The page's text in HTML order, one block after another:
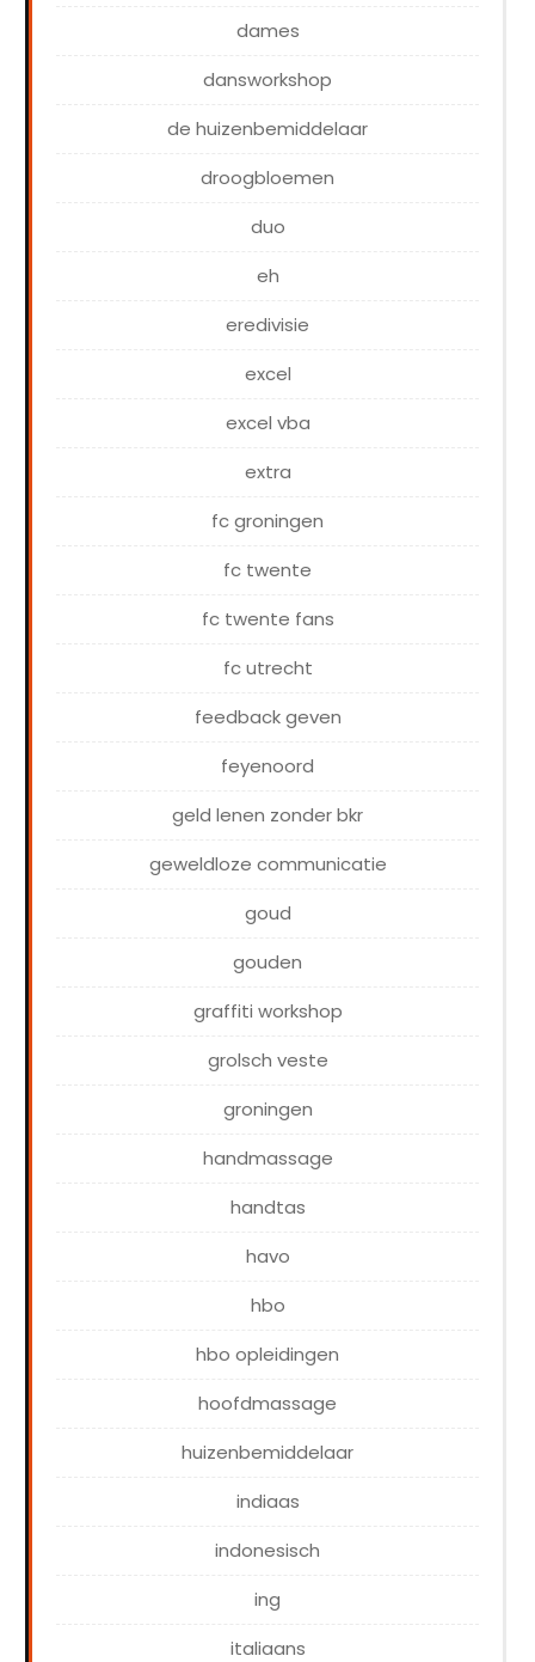
dames
dansworkshop
de huizenbemiddelaar
droogbloemen
duo
eh
eredivisie
excel
excel vba
extra
fc groningen
fc twente
fc twente fans
fc utrecht
feedback geven
feyenoord
geld lenen zonder bkr
geweldloze communicatie
goud
gouden
graffiti workshop
grolsch veste
groningen
handmassage
handtas
havo
hbo
hbo opleidingen
hoofdmassage
huizenbemiddelaar
indiaas
indonesisch
ing
italiaans